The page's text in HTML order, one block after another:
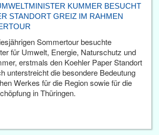
KUMMER BESUCHT
STANDORT GREIZ IM RAHMEN
Sommertour besuchte
für Umwelt, Energie, Naturschutz und
erstmals den Koehler Paper Standort
unterstreicht die besondere Bedeutung
Werkes für die Region sowie für die
in Thüringen.